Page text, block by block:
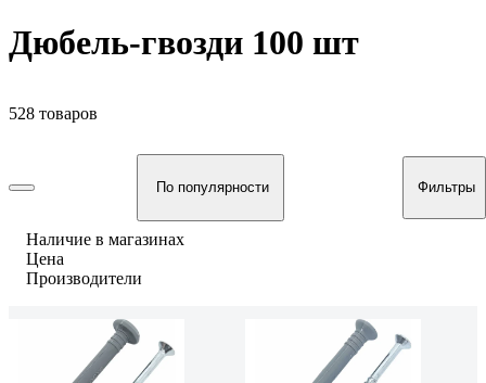
Дюбель-гвозди 100 шт
528 товаров
По популярности Фильтры
Наличие в магазинах
Цена
Производители